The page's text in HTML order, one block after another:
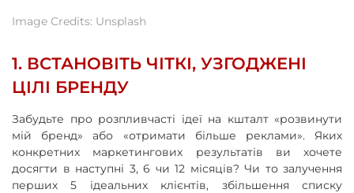
Image Credits: Unsplash
1. ВСТАНОВІТЬ ЧІТКІ, УЗГОДЖЕНІ
ЦІЛІ БРЕНДУ
Забудьте про розпливчасті ідеї на кшталт «розвинути
мій бренд» або «отримати більше реклами». Яких
конкретних маркетингових результатів ви хочете
досягти в наступні 3, 6 чи 12 місяців? Чи то залучення
перших 5 ідеальних клієнтів, збільшення списку